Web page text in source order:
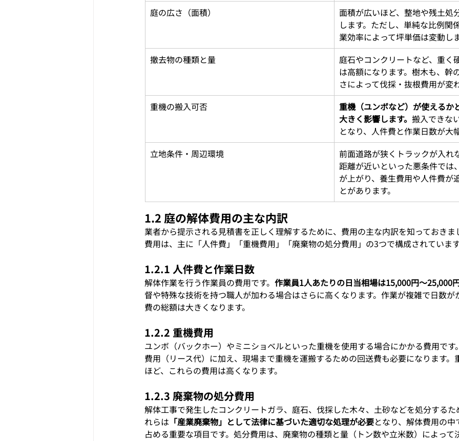
庭の広さ（面積）
面積が広いほど、整地や残土処
します。ただし、単純な比例関
業効率によって坪単価は変動しま
撤去物の種類と量
庭石やコンクリートなど、重く
は高額になります。樹木も、幹
さによって伐採・抜根費用が変
重機の搬入可否
重機（ユンボなど）が使えるか
大きく影響します。 搬入できな
となり、人件費と作業日数が大
立地条件・周辺環境
前面道路が狭くトラックが入れ
距離が近いといった悪条件では
が上がり、養生費用や人件費が
とがあります。
1.2 庭の解体費用の主な内訳
業者から提示される見積書を正しく理解するために、費用の主な内訳を知っておきま
費用は、主に「人件費」「重機費用」「廃棄物の処分費用」の3つで構成されています
1.2.1 人件費と作業日数
解体作業を行う作業員の費用です。 作業員1人あたりの日当相場は15,000円～25,000
督や特殊な技術を持つ職人が加わる場合はさらに高くなります。作業が複雑で日数が
費の総額は大きくなります。
1.2.2 重機費用
ユンボ（バックホー）やミニショベルといった重機を使用する場合にかかる費用です
費用（リース代）に加え、現場まで重機を運搬するための回送費も必要になります。
ほど、これらの費用は高くなります。
1.2.3 廃棄物の処分費用
解体工事で発生したコンクリートガラ、庭石、伐採した木々、土砂などを処分するた
れらは 「産業廃棄物」として法律に基づいた適切な処理が必要となり、解体費用の
占める重要な項目です。処分費用は、廃棄物の種類と量（トン数や立米数）によって